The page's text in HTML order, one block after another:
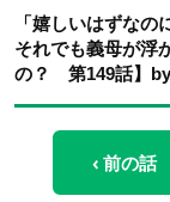
「嬉しいはずな
それでも義母が浮
の？ 第149話】
‹ 前の話